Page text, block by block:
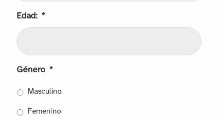
AAAA
Edad: *
Género *
Masculino
Femenino